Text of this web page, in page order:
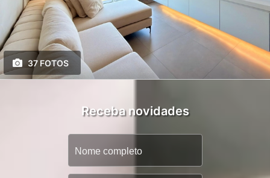
37 FOTOS
Receba novidades